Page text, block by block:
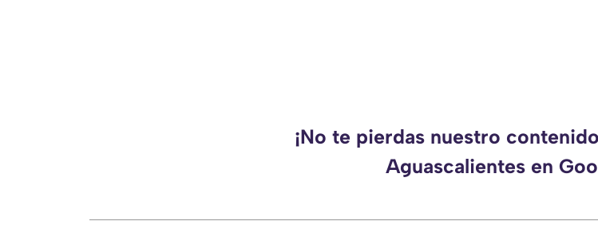
¡No te pierdas nuestro
Aguascalientes en